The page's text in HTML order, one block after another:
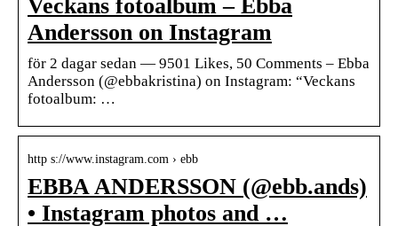
Veckans fotoalbum – Ebba
Andersson on Instagram
för 2 dagar sedan — 9501 Likes, 50 Comments – Ebba
Andersson (@ebbakristina) on Instagram: “Veckans
fotoalbum: …
http s://www.instagram.com › ebb
EBBA ANDERSSON (@ebb.ands)
• Instagram photos and …